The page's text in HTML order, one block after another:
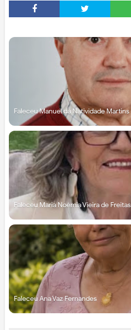
Faleceu Manuel da Natividade Martins
Faleceu Maria Noémia Vieira de Freitas
Faleceu Ana Vaz Fernandes